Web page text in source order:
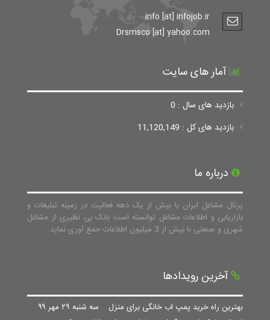
info [at] infojob.ir
Drsmsco [at] yahoo.com
آمار های سایت
بازدید های سال : 0
بازدید های کل : 11,120,149
درباره ما
پرتال مشاغل ایران با بیش از یک دهه فعالیت در زمینه تبلیغات و
بازاریابی و اطلاعات مشاغل توانسته است بانک بی نظیری از مشاغل
شهری و صنعتی با بیش از 3 میلیون اطلاعات جمع آوری نماید.
آخرین رویدادها
بهترین راه خرید پمپ اب خانگی برای منزل سه شنبه ۲۹ مهر ۹۹